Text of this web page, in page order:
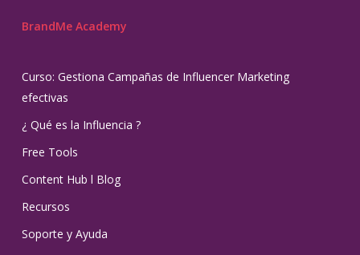
BrandMe Academy
Curso: Gestiona Campañas de Influencer Marketing
efectivas
¿ Qué es la Influencia ?
Free Tools
Content Hub l Blog
Recursos
Soporte y Ayuda